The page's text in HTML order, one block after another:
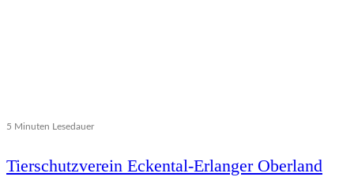
5 Minuten Lesedauer
Tierschutzverein Eckental-Erlanger Oberland